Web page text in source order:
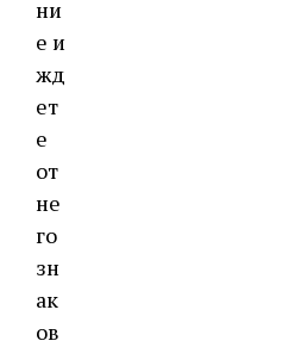
ни
е и
жд
ет
е
от
не
го
зн
ак
ов